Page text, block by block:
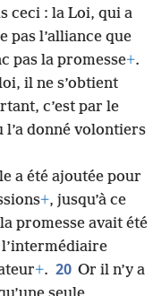
ceci : la Loi, qui a
pas l’alliance que
pas la promesse+.
il ne s’obtient
c’est par le
l’a donné volontiers
a été ajoutée pour
+, jusqu’à ce
promesse avait été
+. 20 Or il n’y a